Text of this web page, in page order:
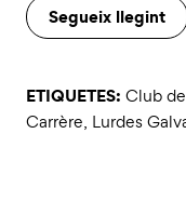
Segueix llegint
ETIQUETES: Club
Carrère, Lurdes